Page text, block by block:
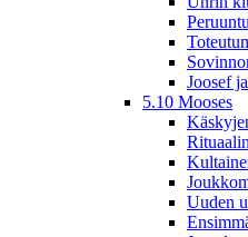
Joosef
5.10 Mooses
Uuden